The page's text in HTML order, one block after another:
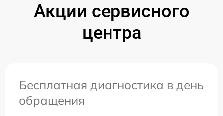
Акции сервисного
центра
Бесплатная диагностика в день
обращения